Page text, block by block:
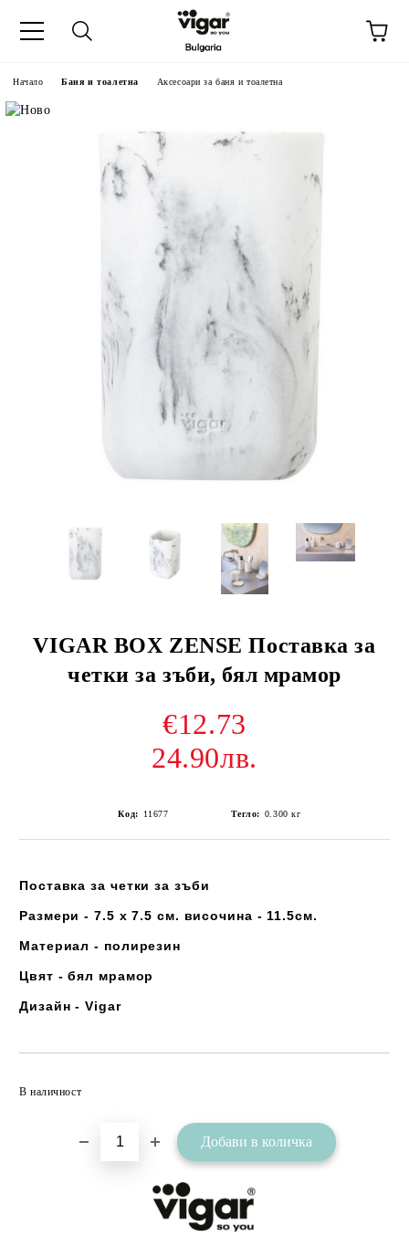
Начало Баня и тоалетна Аксесоари за баня и тоалетна
VIGAR BOX ZENSE Поставка за
четки за зъби, бял мрамор
€12.73
24.90лв.
Код: 11677 Тегло: 0.300 кг
Поставка за четки за зъби
Размери - 7.5 х 7.5 см. височина - 11.5см.
Материал - полирезин
Цвят - бял мрамор
Дизайн - Vigar
В наличност